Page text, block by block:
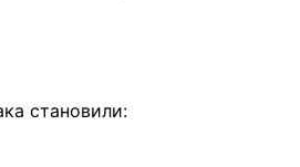
становили: